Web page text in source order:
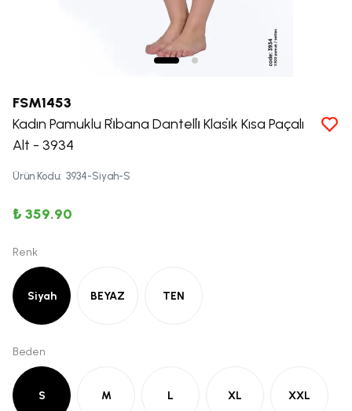
FSM1453
Kadın Pamuklu Ri̇bana Dantelli̇ Klasi̇k Kısa Paçalı
Alt - 3934
Ürün Kodu: 3934-Siyah-S
₺ 359.90
Renk
Siyah BEYAZ TEN
Beden
S M L XL XXL